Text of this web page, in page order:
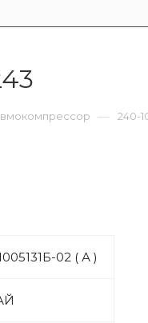
— 240-
02 ( А )